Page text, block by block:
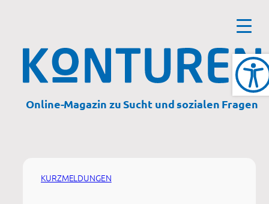
Online-Magazin zu Sucht und sozialen Fragen
KURZMELDUNGEN